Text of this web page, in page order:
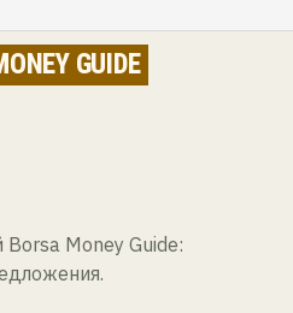
GUIDE
Money Guide: